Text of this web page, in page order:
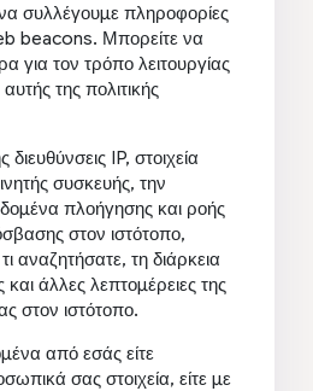
συλλέγουμε πληροφορίες
beacons. Μπορείτε να
για τον τρόπο λειτουργίας
της πολιτικής
IP, στοιχεία
συσκευής, την
πλοήγησης και ροής
στον ιστότοπο,
αναζητήσατε, τη διάρκεια
άλλες λεπτομέρειες της
στον ιστότοπο.
από εσάς είτε
σας στοιχεία, είτε με